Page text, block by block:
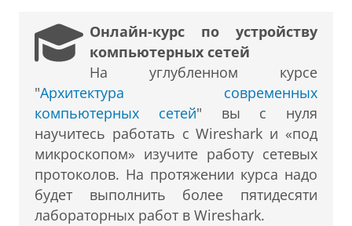
Онлайн-курс по устройству
компьютерных сетей
На углубленном курсе
"Архитектура современных
компьютерных сетей" вы с нуля
научитесь работать с Wireshark и «под
микроскопом» изучите работу сетевых
протоколов. На протяжении курса надо
будет выполнить более пятидесяти
лабораторных работ в Wireshark.